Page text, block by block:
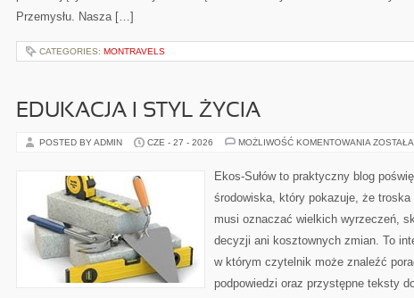
Przemysłu. Nasza […]
CATEGORIES: MONTRAVELS
EDUKACJA I STYL ŻYCIA
POSTED BY ADMIN CZE - 27 - 2026 MOŻLIWOŚĆ KOMENTOWANIA
ŻYCIA
Ekos-Sułów to praktyczny blog
środowiska, który pokazuje, że troska
musi oznaczać wielkich wyrzeczeń,
decyzji ani kosztownych zmian. To
w którym czytelnik może znaleźć
podpowiedzi oraz przystępne teksty